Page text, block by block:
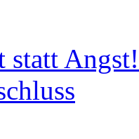
statt Angst!